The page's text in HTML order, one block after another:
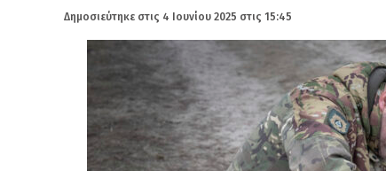
Δημοσιεύτηκε στις 4 Ιουνίου 2025 στις 15:45